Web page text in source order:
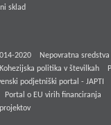
sklad
2020
Nepovratna
Kohezijska politika v številkah
podjetniški portal - JAPTI
Portal o EU virih financiranja